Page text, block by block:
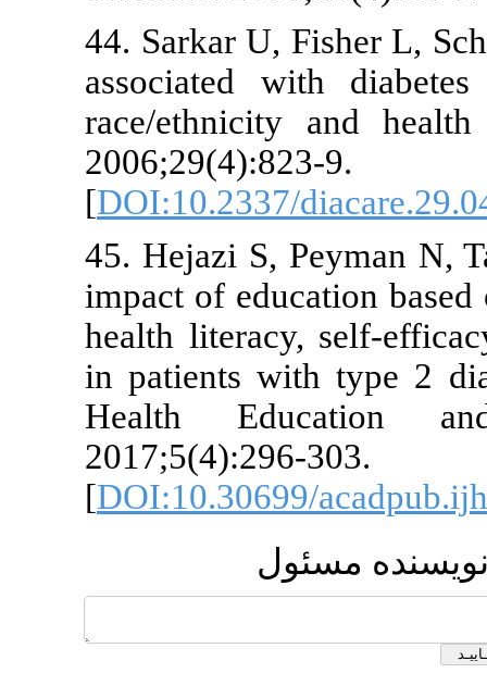
44. Sarkar
associated
race/
[
45. Hejazi
impact of
health
in patients
Health
[